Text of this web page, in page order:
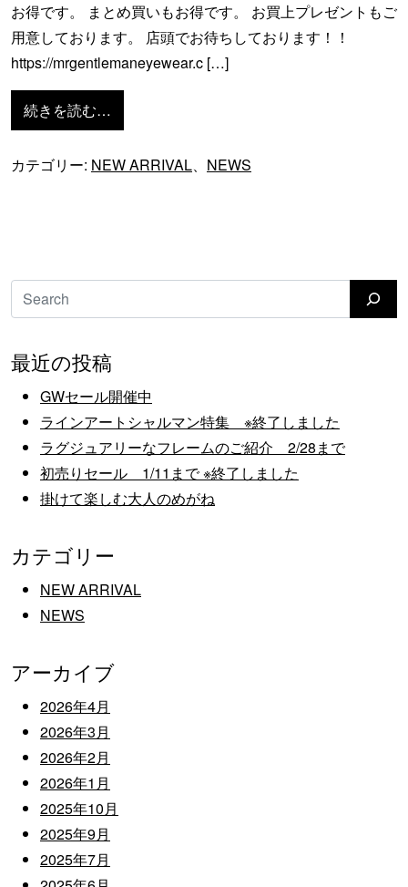
お得です。 まとめ買いもお得です。 お買上プレゼントもご
用意しております。 店頭でお待ちしております！！
https://mrgentlemaneyewear.c […]
続きを読む…
カテゴリー: NEW ARRIVAL、 NEWS
検索
最近の投稿
GWセール開催中
ラインアートシャルマン特集 ※終了しました
ラグジュアリーなフレームのご紹介 2/28まで
初売りセール 1/11まで ※終了しました
掛けて楽しむ大人のめがね
カテゴリー
NEW ARRIVAL
NEWS
アーカイブ
2026年4月
2026年3月
2026年2月
2026年1月
2025年10月
2025年9月
2025年7月